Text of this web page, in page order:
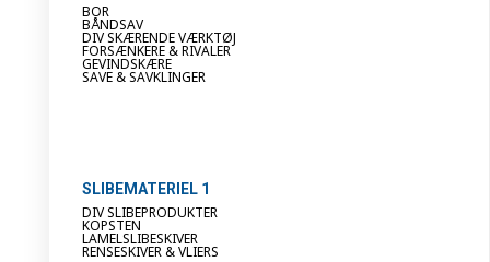
BOR
BÅNDSAV
DIV SKÆRENDE VÆRKTØJ
FORSÆNKERE & RIVALER
GEVINDSKÆRE
SAVE & SAVKLINGER
SLIBEMATERIEL 1
DIV SLIBEPRODUKTER
KOPSTEN
LAMELSLIBESKIVER
RENSESKIVER & VLIERS